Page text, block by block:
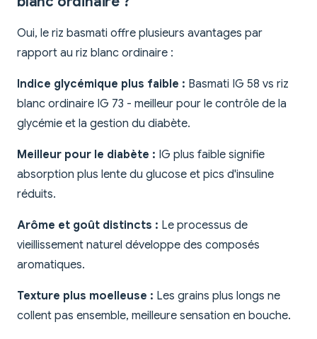
Oui, le riz basmati offre plusieurs avantages par
rapport au riz blanc ordinaire :
Indice glycémique plus faible : Basmati IG 58 vs riz
blanc ordinaire IG 73 - meilleur pour le contrôle de la
glycémie et la gestion du diabète.
Meilleur pour le diabète : IG plus faible signifie
absorption plus lente du glucose et pics d'insuline
réduits.
Arôme et goût distincts : Le processus de
vieillissement naturel développe des composés
aromatiques.
Texture plus moelleuse : Les grains plus longs ne
collent pas ensemble, meilleure sensation en bouche.